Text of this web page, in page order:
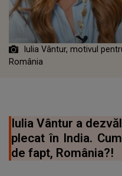
Iulia Vântur, motivul
România
Iulia Vântur a
plecat în India.
de fapt, România?!